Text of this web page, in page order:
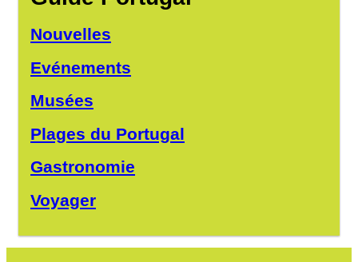
Nouvelles
Evénements
Musées
Plages du Portugal
Gastronomie
Voyager